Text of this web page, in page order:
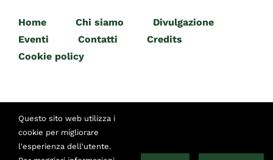
Home Chi siamo
Divulgazione
Eventi
Contatti
Credits
Cookie policy
© Copyright 2014 -2026 | Archivio Ebraico Terracini
Questo sito web utilizza i
cookie per migliorare
l'esperienza dell'utente.